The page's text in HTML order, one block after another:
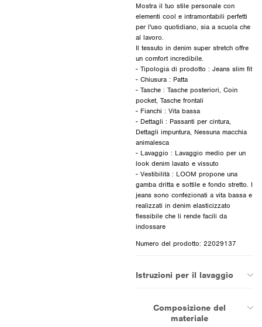
Mostra il tuo stile personale con
elementi cool e intramontabili perfetti
per l'uso quotidiano, sia a scuola che
al lavoro.
Il tessuto in denim super stretch offre
un comfort incredibile.
- Tipologia di prodotto : Jeans slim fit
- Chiusura : Patta
- Tasche : Tasche posteriori, Coin
pocket, Tasche frontali
- Fianchi : Vita bassa
- Dettagli : Passanti per cintura,
Dettagli impuntura, Nessuna macchia
animalesca
- Lavaggio : Lavaggio medio per un
look denim lavato e vissuto
- Vestibilità : LOOM propone una
gamba dritta e sottile e fondo stretto. I
jeans sono confezionati a vita bassa e
realizzati in denim elasticizzato
flessibile che li rende facili da
indossare
Numero del prodotto: 22029137
Istruzioni per il lavaggio
Composizione del
materiale